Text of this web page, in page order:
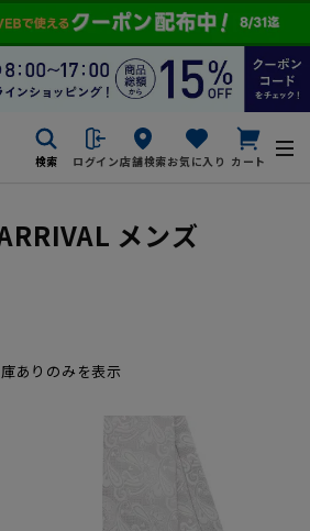
検索 ログイン店舗検索お気に入り カート
メンズ
ありのみを表示